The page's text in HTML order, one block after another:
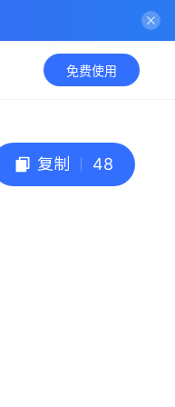
免费使用
复制 48